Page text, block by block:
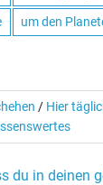
um den
/ Hier
du in deinen